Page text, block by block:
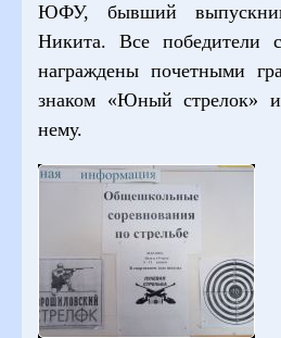
ЮФУ, бывший
Никита. Все победители
награждены почетными
знаком «Юный стрелок» и
нему.